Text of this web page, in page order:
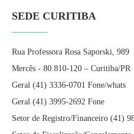
SEDE CURITIBA
Rua Professora Rosa Saporski, 989
Mercês - 80.810-120 – Curitiba/PR
Geral (41) 3336-0701 Fone/whats
Geral (41) 3995-2692 Fone
Setor de Registro/Financeiro (41)